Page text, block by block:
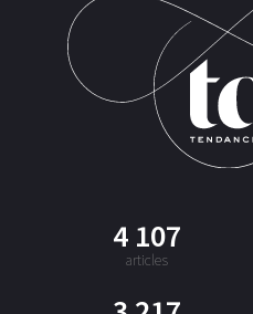
4 107
articles